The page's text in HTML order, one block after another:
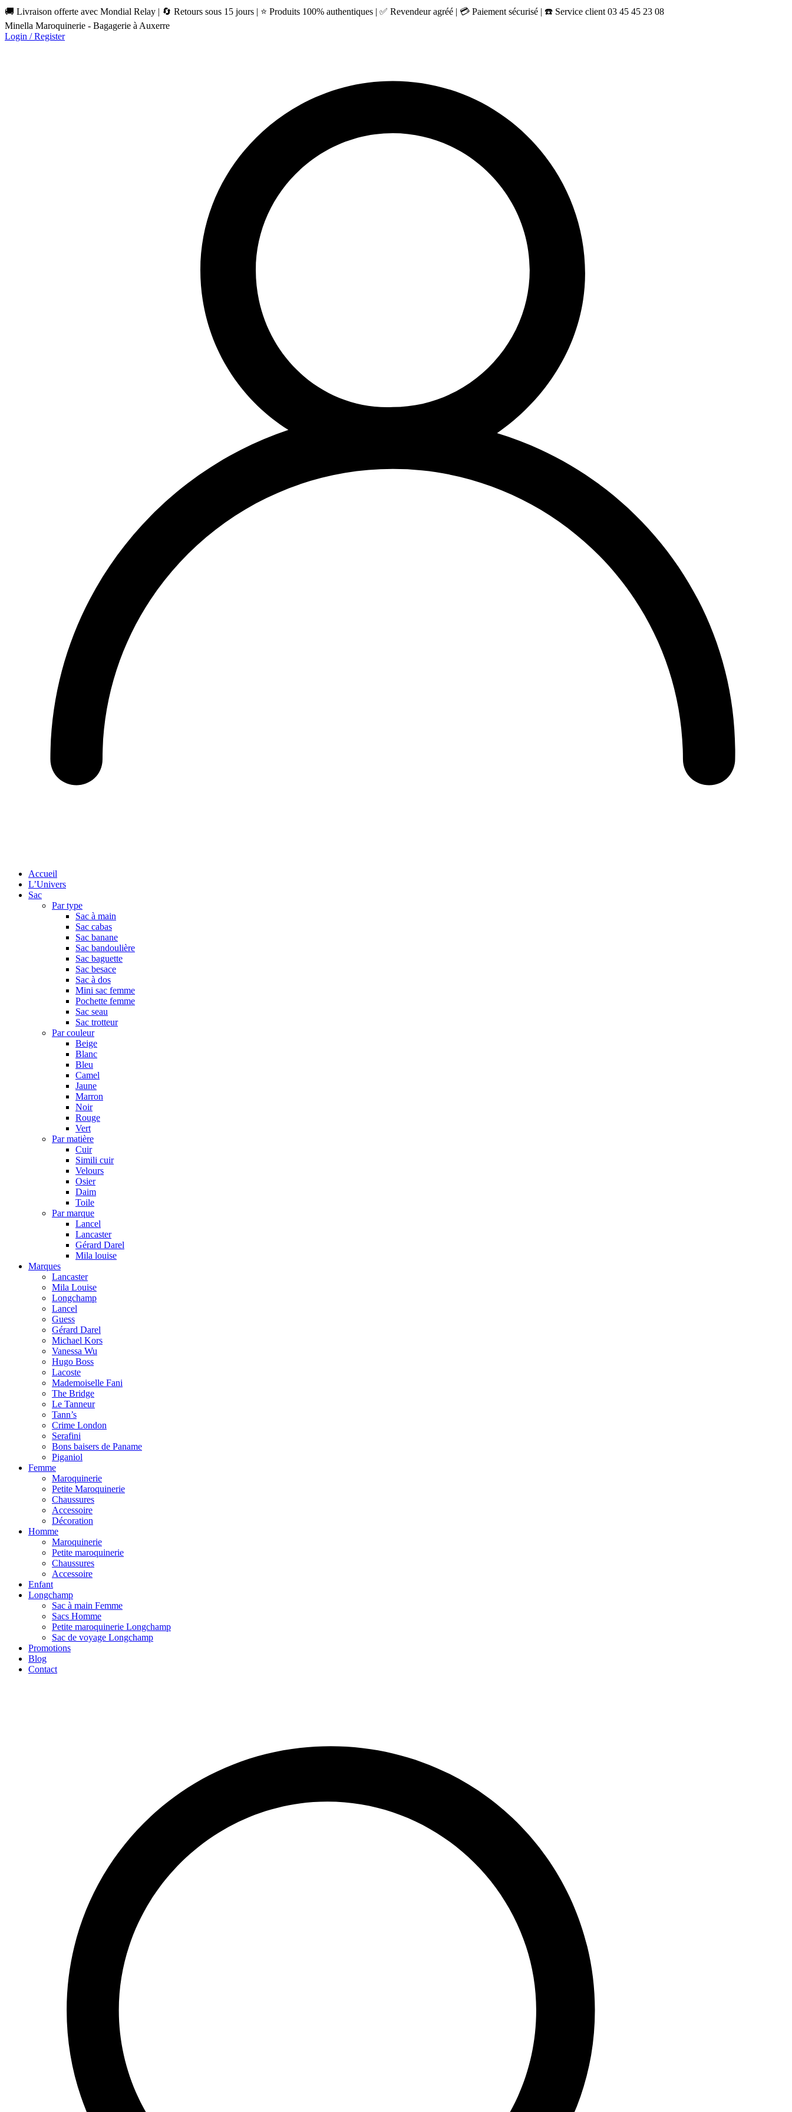
🚚 Livraison offerte avec Mondial Relay | 🔄 Retours sous 15 jours | ⭐ Produits 100% authentiques | ✅ Revendeur agréé | 💳 Paiement sécurisé | ☎️ Service client 03 45 45 23 08
Minella Maroquinerie - Bagagerie à Auxerre
Login / Register
Accueil
L’Univers
Sac
Par type
Sac à main
Sac cabas
Sac banane
Sac bandoulière
Sac baguette
Sac besace
Sac à dos
Mini sac femme
Pochette femme
Sac seau
Sac trotteur
Par couleur
Beige
Blanc
Bleu
Camel
Jaune
Marron
Noir
Rouge
Vert
Par matière
Cuir
Simili cuir
Velours
Osier
Daim
Toile
Par marque
Lancel
Lancaster
Gérard Darel
Mila louise
Marques
Lancaster
Mila Louise
Longchamp
Lancel
Guess
Gérard Darel
Michael Kors
Vanessa Wu
Hugo Boss
Lacoste
Mademoiselle Fani
The Bridge
Le Tanneur
Tann’s
Crime London
Serafini
Bons baisers de Paname
Piganiol
Femme
Maroquinerie
Petite Maroquinerie
Chaussures
Accessoire
Décoration
Homme
Maroquinerie
Petite maroquinerie
Chaussures
Accessoire
Enfant
Longchamp
Sac à main Femme
Sacs Homme
Petite maroquinerie Longchamp
Sac de voyage Longchamp
Promotions
Blog
Contact